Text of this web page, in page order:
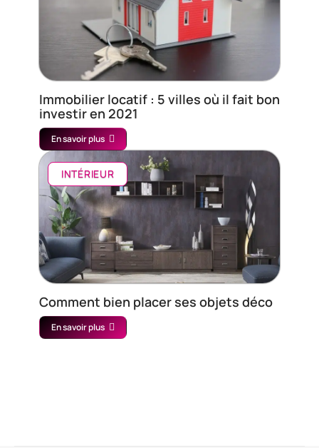
Immobilier locatif : 5 villes où il fait bon
investir en 2021
En savoir plus
INTÉRIEUR
Comment bien placer ses objets déco
En savoir plus